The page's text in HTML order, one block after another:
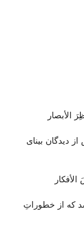
الأبصار
دیدگان بینای
که از خطوراتِ